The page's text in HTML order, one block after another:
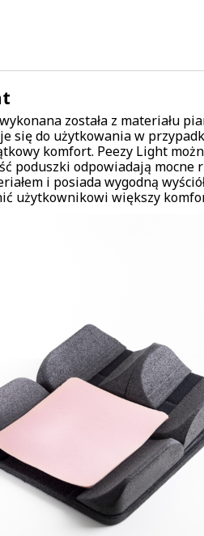
została z materiału
się do użytkowania w
komfort. Peezy Light
poduszki odpowiadają mocne
i posiada wygodną
użytkownikowi większy